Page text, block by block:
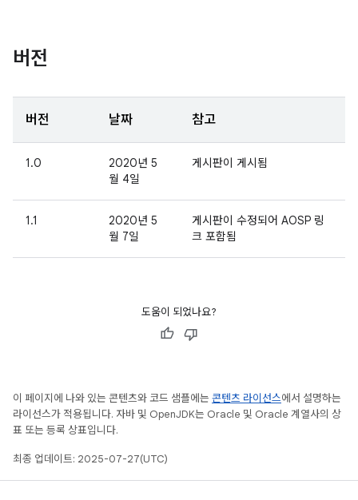
버전
버전 날짜 참고
1.0
2020년 5
월 4일
게시판이 게시됨
1.1
2020년 5
월 7일
게시판이 수정되어 AOSP 링
크 포함됨
도움이 되었나요?
이 페이지에 나와 있는 콘텐츠와 코드 샘플에는 콘텐츠 라이선스에서 설명하는
라이선스가 적용됩니다. 자바 및 OpenJDK는 Oracle 및 Oracle 계열사의 상
표 또는 등록 상표입니다.
최종 업데이트: 2025-07-27(UTC)